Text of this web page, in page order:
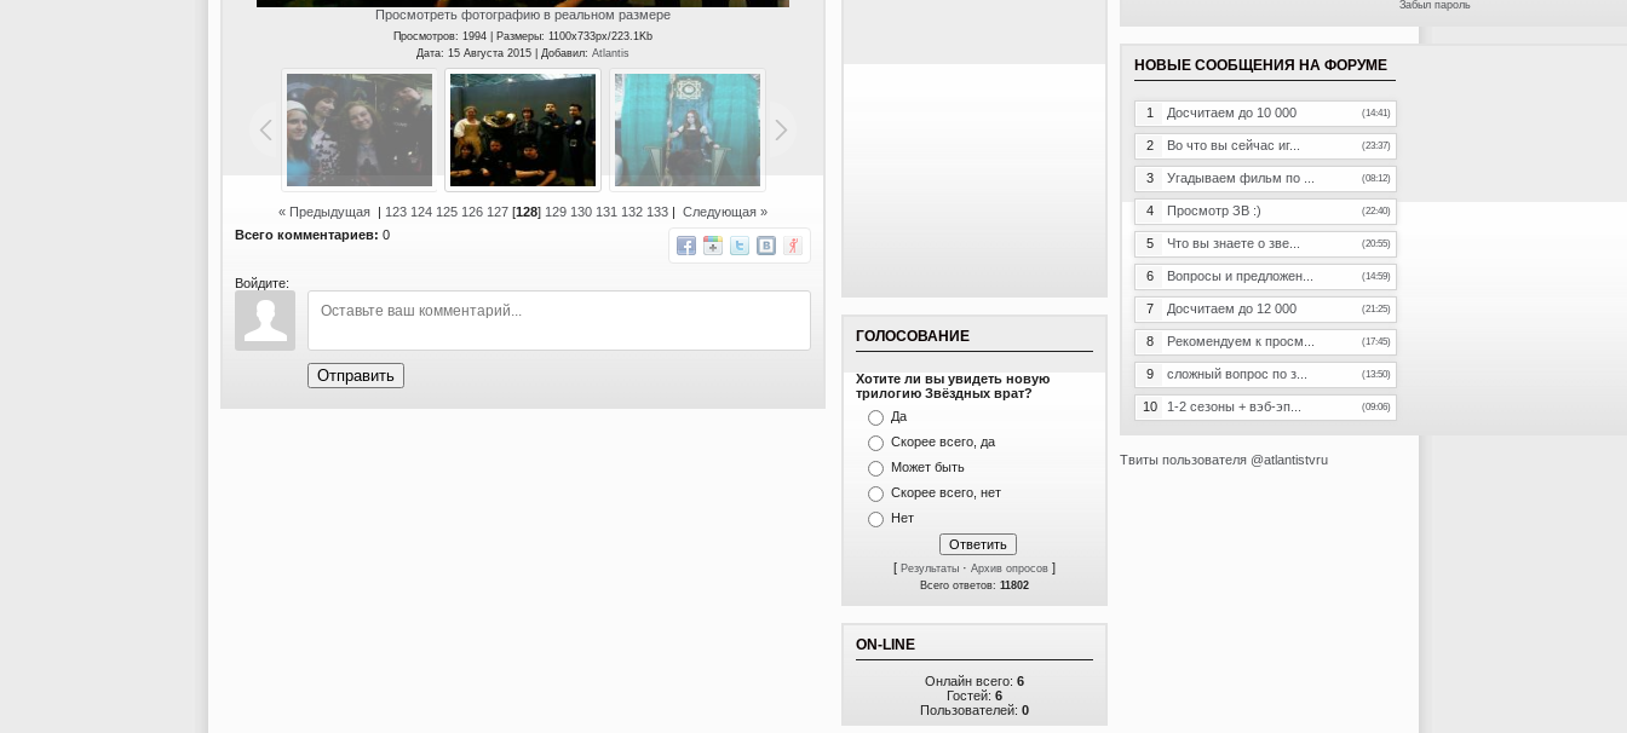
Просмотреть фотографию в реальном размере
Просмотров: 1994 | Размеры: 1100x733px/223.1Kb
Дата: 15 Августа 2015 | Добавил: Atlantis
« Предыдущая | 123 124 125 126 127 [128] 129 130 131 132 133 | Следующая »
Всего комментариев: 0
Войдите:
Отправить
ГОЛОСОВАНИЕ
Хотите ли вы увидеть новую
трилогию Звёздных врат?
Да
Скорее всего, да
Может быть
Скорее всего, нет
Нет
[ Результаты · Архив опросов ]
Всего ответов: 11802
ON-LINE
Онлайн всего: 6
Гостей: 6
Пользователей: 0
Забыл пароль
НОВЫЕ СООБЩЕНИЯ НА ФОРУМЕ
1 Досчитаем до 10 000 (14:41)
2 Во что вы сейчас иг... (23:37)
3 Угадываем фильм по ... (08:12)
4 Просмотр ЗВ :) (22:40)
5 Что вы знаете о зве... (20:55)
6 Вопросы и предложен... (14:59)
7 Досчитаем до 12 000 (21:25)
8 Рекомендуем к просм... (17:45)
9 сложный вопрос по з... (13:50)
10 1-2 сезоны + вэб-эп... (09:06)
Твиты пользователя @atlantistvru